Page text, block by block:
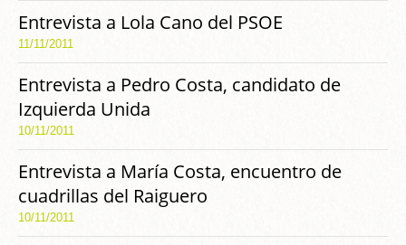
Entrevista a Lola Cano del PSOE
11/11/2011
Entrevista a Pedro Costa, candidato de
Izquierda Unida
10/11/2011
Entrevista a María Costa, encuentro de
cuadrillas del Raiguero
10/11/2011